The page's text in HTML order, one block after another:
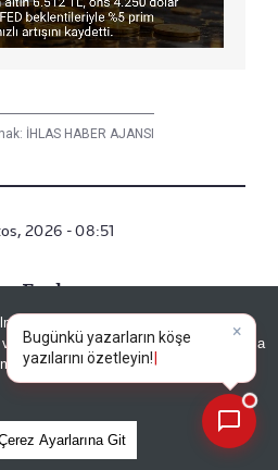
adına sitemizde
KVKK ve GDPR kapsamında
içinAydınlatma Metnimizi
Ayarlarına Git
İHLAS HABER AJANSI
2026 - 08:51
Fazlası
Takip Edin
Bu